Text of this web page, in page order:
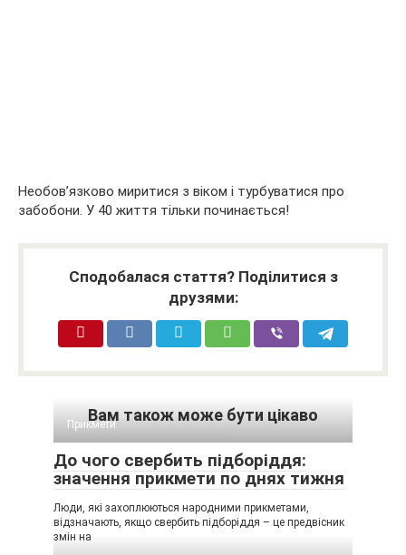
Необов’язково миритися з віком і турбуватися про
забобони. У 40 життя тільки починається!
Сподобалася стаття? Поділитися з
друзями:
Вам також може бути цікаво
Прикмети
До чого свербить підборіддя:
значення прикмети по днях тижня
Люди, які захоплюються народними прикметами,
відзначають, якщо свербить підборіддя – це предвісник
змін на